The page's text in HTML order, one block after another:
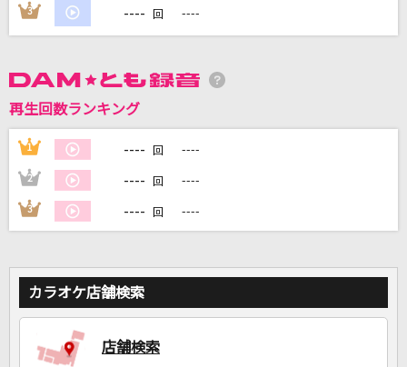
[生音]ワインレッドの心
[生音]おしゃかしゃま
RADWIMPS
DAMに会員登録・ログインして
3 ---- 回 ----
再生回数ランキング
1 ---- 回 ----
2 ---- 回 ----
3 ---- 回 ----
カラオケ店舗検索
店舗検索